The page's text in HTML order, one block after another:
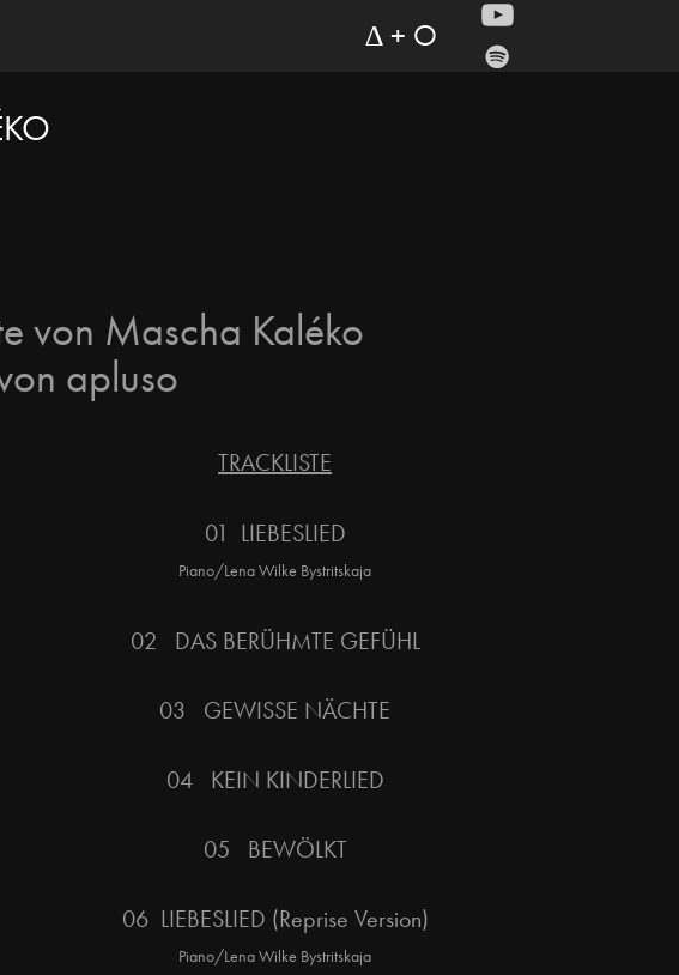
∆ + O
von Mascha Kaléko
apluso
TRACKLISTE
01 LIEBESLIED
Piano/Lena Wilke Bystritskaja
02 DAS BERÜHMTE GEFÜHL
03 GEWISSE NÄCHTE
04 KEIN KINDERLIED
05 BEWÖLKT
06 LIEBESLIED (Reprise Version)
Piano/Lena Wilke Bystritskaja